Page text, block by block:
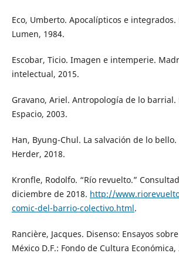
Eco, Umberto. Apocalípticos e integrados.
Lumen, 1984.
Escobar, Ticio. Imagen e intemperie.
intelectual, 2015.
Gravano, Ariel. Antropología de lo barrial.
Espacio, 2003.
Han, Byung-Chul. La salvación de lo bello.
Herder, 2018.
Kronfle, Rodolfo. “Río revuelto.”
diciembre de 2018. http://
comic-del-barrio-colectivo.html.
Rancière, Jacques. Disenso: Ensayos
México D.F.: Fondo de Cultura Económica,